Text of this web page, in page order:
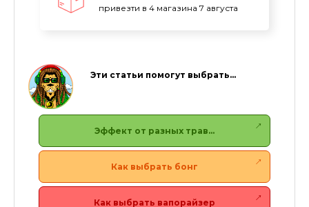
привезти в 4 магазина 7 августа
Эти статьи помогут выбрать…
Эффект от разных трав…
Как выбрать бонг
Как выбрать вапорайзер